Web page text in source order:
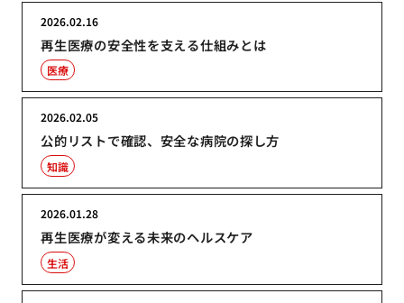
再生医療の安全性を支える仕組みとは
2026.02.16
医療
公的リストで確認、安全な病院の探し方
2026.02.05
知識
再生医療が変える未来のヘルスケア
2026.01.28
生活